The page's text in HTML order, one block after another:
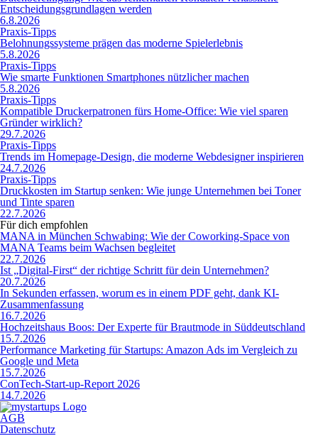
Entscheidungsgrundlagen werden
6.8.2026
Praxis-Tipps
Belohnungssysteme prägen das moderne Spielerlebnis
5.8.2026
Praxis-Tipps
Wie smarte Funktionen Smartphones nützlicher machen
5.8.2026
Praxis-Tipps
Kompatible Druckerpatronen fürs Home-Office: Wie viel sparen
Gründer wirklich?
29.7.2026
Praxis-Tipps
Trends im Homepage-Design, die moderne Webdesigner inspirieren
24.7.2026
Praxis-Tipps
Druckkosten im Startup senken: Wie junge Unternehmen bei Toner
und Tinte sparen
22.7.2026
Für dich empfohlen
MANA in München Schwabing: Wie der Coworking-Space von
MANA Teams beim Wachsen begleitet
22.7.2026
Ist „Digital-First“ der richtige Schritt für dein Unternehmen?
20.7.2026
In Sekunden erfassen, worum es in einem PDF geht, dank KI-
Zusammenfassung
16.7.2026
Hochzeitshaus Boos: Der Experte für Brautmode in Süddeutschland
15.7.2026
Performance Marketing für Startups: Amazon Ads im Vergleich zu
Google und Meta
15.7.2026
ConTech-Start-up-Report 2026
14.7.2026
AGB
Datenschutz